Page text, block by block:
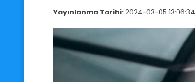
Yayınlanma Tarihi: 2024-03-05 13:06:34